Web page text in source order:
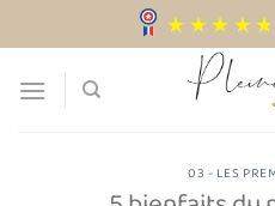
au
contenu
03 - LES